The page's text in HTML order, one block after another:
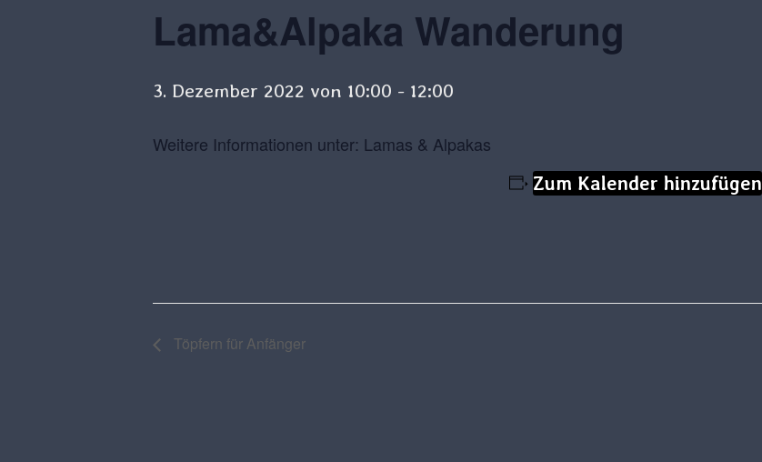
Lama&Alpaka Wanderung
3. Dezember 2022 von 10:00 - 12:00
Weitere Informationen unter: Lamas & Alpakas
Zum Kalender hinzufügen
Töpfern für Anfänger